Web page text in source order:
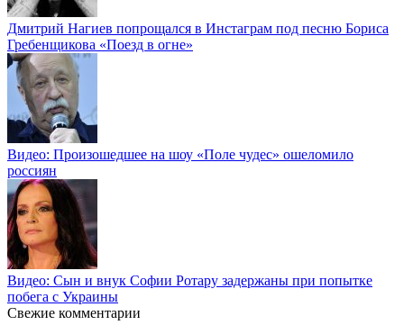
Дмитрий Нагиев попрощался в Инстаграм под песню Бориса
Гребенщикова «Поезд в огне»
Видео: Произошедшее на шоу «Поле чудес» ошеломило
россиян
Видео: Сын и внук Софии Ротару задержаны при попытке
побега с Украины
Свежие комментарии